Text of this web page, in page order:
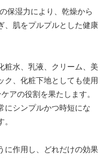
保湿力により、乾燥から
、肌をプルプルとした健康
粧水、乳液、クリーム、美
ク、化粧下地としても使用
アの役割を果たします。
にシンプルかつ時短にな
に作用し、どれだけの効果